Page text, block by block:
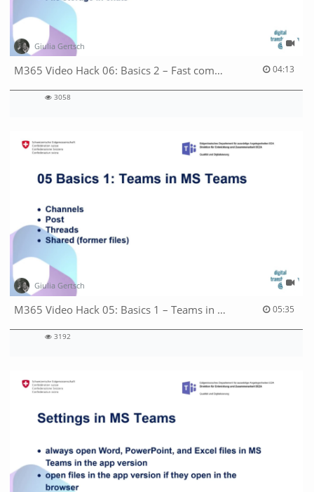
Giulia Gertsch
M365 Video Hack 06: Basics 2 – Fast communication & avoid file chaos 04:13
04:13 duration
3058
Giulia Gertsch
M365 Video Hack 05: Basics 1 – Teams in MS Teams 05:35
05:35 duration
3192